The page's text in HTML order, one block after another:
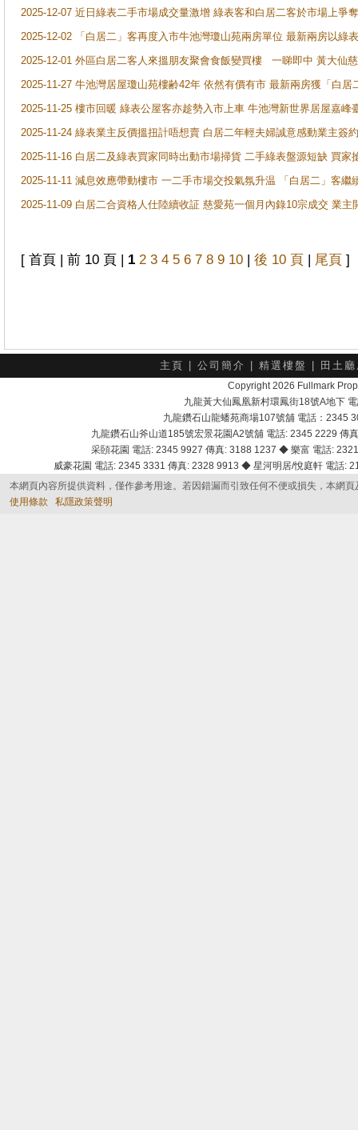
2025-12-07 近日綠表二手市場成交量激增 綠表客和白居二客於市場上
2025-12-02 「白居二」客再度入市牛池灣瓊山苑兩房單位 最新兩房以綠
2025-12-01 外區白居二客人來搵朋友聚會食飯變買樓 一睇即中 黃大仙
2025-11-27 牛池灣居屋瓊山苑樓齢42年 依然有價有市 最新兩房獲「白居
2025-11-25 樓市回暖 綠表公屋客亦趁勢入市上車 牛池灣新世界居屋嘉峰
2025-11-24 綠表業主反價搵扭計唔想賣 白居二年輕夫婦誠意感動業主簽
2025-11-16 白居二及綠表買家同時出動市場掃貨 二手綠表盤源短缺 買
2025-11-11 減息效應帶動樓市 一二手市場交投氣氛升温 「白居二」客
2025-11-09 白居二合資格人仕陸續收証 慈愛苑一個月內錄10宗成交 業
[ 首頁 | 前 10 頁 | 1 2 3 4 5 6 7 8 9 10 | 後 10 頁 | 尾頁 ]
主頁 公司簡介 精選樓盤 田土
Copyright 2026 Fullmark
九龍黃大仙鳳凰新村環鳳街18號A地下
九龍鑽石山龍蟠苑商場107號舖 電話：2345
九龍鑽石山斧山道185號宏景花園A2號舖 電話: 2345 2229
采頣花園 電話: 2345 9927 傳真: 3188 1237 ◆ 樂富 電話:
威豪花園 電話: 2345 3331 傳真: 2328 9913 ◆ 星河明居/悅庭軒 電話
本網頁內容所提供資料，僅作參考用途。若因錯漏而引致任何不便或損失，本網
使用條款
私隱政策聲明